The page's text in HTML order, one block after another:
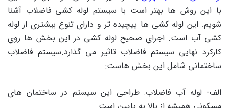
با این روش ها بهتر است با سیستم لوله کشی فاضلاب آشنا
شویم. این لوله کشی ها پیچیده تر و دارای تنوع بیشتری از لوله
کشی آب است. اجرای صحیح لوله کشی در این بخش ها روی
کارکرد نهایی سیستم فاضلاب تاثیر می گذارد.سیستم فاضلاب
ساختمانی شامل این بخش هاست:
الف- لوله آب فاضلاب: طراحی این سیستم در ساختمان های